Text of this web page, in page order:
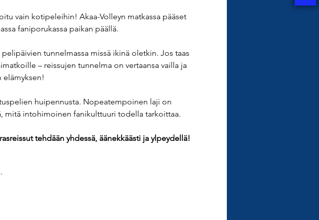
vain kotipeleihin! Akaa-Volleyn matkassa pääset
faniporukassa paikan päällä.
tunnelmassa missä ikinä oletkin. Jos taas
– reissujen tunnelma on vertaansa vailla ja
elämyksen!
huipennusta. Nopeatempoinen laji on
mitä intohimoinen fanikulttuuri todella tarkoittaa.
tehdään yhdessä, äänekkäästi ja ylpeydellä!